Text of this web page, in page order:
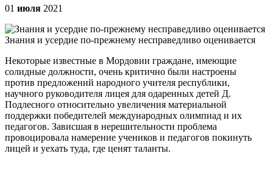
01 июля 2021
Знания и усердие по-прежнему несправедливо оценивается
Некоторые известные в Мордовии граждане, имеющие
солидные должности, очень критично были настроены
против предложений народного учителя республики,
научного руководителя лицея для одаренных детей Д.
Подлесного относительно увеличения материальной
поддержки победителей международных олимпиад и их
педагогов. Зависшая в нерешительности проблема
провоцировала намерение учеников и педагогов покинуть
лицей и уехать туда, где ценят таланты.